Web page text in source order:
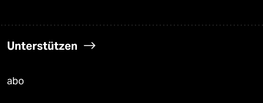
Unterstützen
abo